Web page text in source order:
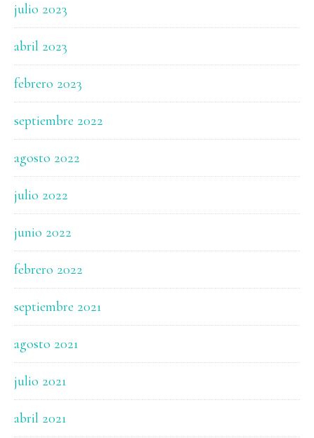
julio 2023
abril 2023
febrero 2023
septiembre 2022
agosto 2022
julio 2022
junio 2022
febrero 2022
septiembre 2021
agosto 2021
julio 2021
abril 2021